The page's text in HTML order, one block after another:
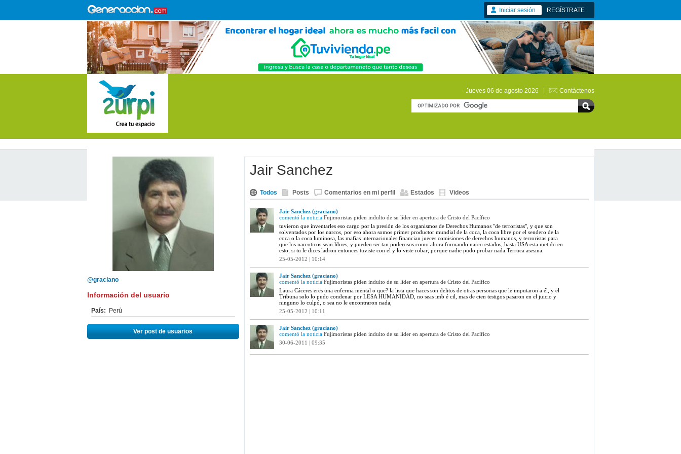
Iniciar sesión REGÍSTRATE
Jueves 06 de agosto 2026 | Contáctenos
@graciano
Información del usuario
País: Perú
Ver post de usuarios
Jair Sanchez
Todos Posts Comentarios en mi perfil Estados Videos
Jair Sanchez (graciano)
comentó la noticia Fujimoristas piden indulto de su líder en apertura de Cristo del Pacífico
tuvieron que inventarles eso cargo por la presión de los organismos de Derechos Humanos "de terroristas", y que son
solventados por los narcos, por eso ahora somos primer productor mundial de la coca, la coca libre por el sendero de la
coca o la coca luminosa, las mafias internacionales financian jueces comisiones de derechos humanos, y terroristas para
que los narcoticos sean libres, y pueden ser tan poderosos como ahora formando narco estados, hasta USA esta metido en
esto, si tu le dices ladron entonces tuviste con el y lo viste robar, porque nadie pudo probar nada Terruca asesina.
25-05-2012 | 10:14
Jair Sanchez (graciano)
comentó la noticia Fujimoristas piden indulto de su líder en apertura de Cristo del Pacífico
Laura Cáceres eres una enferma mental o que? la lista que haces son delitos de otras personas que le imputaron a él, y el
Tribuna solo lo pudo condenar por LESA HUMANIDAD, no seas imb é cil, mas de cien testigos pasaron en el juicio y
ninguno lo culpó, o sea no le encontraron nada,
25-05-2012 | 10:11
Jair Sanchez (graciano)
comentó la noticia Fujimoristas piden indulto de su líder en apertura de Cristo del Pacífico
30-06-2011 | 09:35